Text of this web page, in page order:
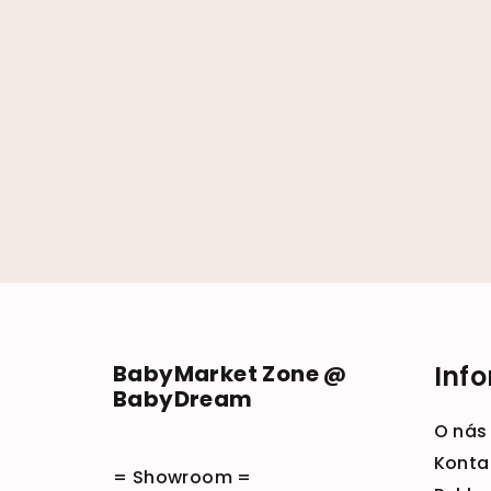
BabyMarket Zone @
BabyDream
= Showroom =
O nás